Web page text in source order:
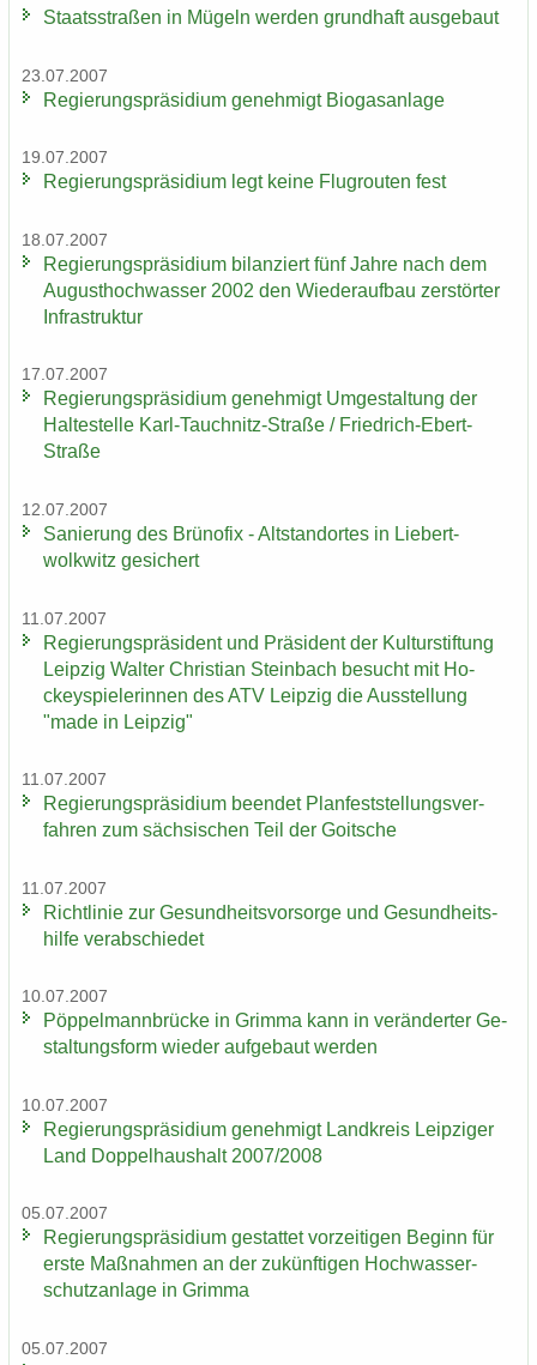
Staats­stra­ßen in Mü­geln wer­den grund­haft aus­ge­baut
23.07.2007
Re­gie­rungs­prä­si­di­um ge­neh­migt Bio­gas­an­la­ge
19.07.2007
Re­gie­rungs­prä­si­di­um legt keine Flug­rou­ten fest
18.07.2007
Re­gie­rungs­prä­si­di­um bi­lan­ziert fünf Jahre nach dem
Au­gust­hoch­was­ser 2002 den Wie­der­auf­bau zer­stör­ter
In­fra­struk­tur
17.07.2007
Re­gie­rungs­prä­si­di­um ge­neh­migt Um­ge­stal­tung der
Hal­te­stel­le Karl-​Tauchnitz-Straße / Friedrich-​Ebert-
Straße
12.07.2007
Sa­nie­rung des Brü­no­fix - Alt­stand­or­tes in Lie­bert­
wolkwitz ge­si­chert
11.07.2007
Re­gie­rungs­prä­si­dent und Prä­si­dent der Kul­tur­stif­tung
Leip­zig Wal­ter Chris­ti­an Stein­bach be­sucht mit Ho­
ckey­spie­le­rin­nen des ATV Leip­zig die Aus­stel­lung
"made in Leip­zig"
11.07.2007
Re­gie­rungs­prä­si­di­um be­en­det Plan­fest­stel­lungs­ver­
fah­ren zum säch­si­schen Teil der Goit­sche
11.07.2007
Richt­li­nie zur Ge­sund­heits­vor­sor­ge und Ge­sund­heits­
hil­fe ver­ab­schie­det
10.07.2007
Pöp­pel­mann­brü­cke in Grim­ma kann in ver­än­der­ter Ge­
stal­tungs­form wie­der auf­ge­baut wer­den
10.07.2007
Re­gie­rungs­prä­si­di­um ge­neh­migt Land­kreis Leip­zi­ger
Land Dop­pel­haus­halt 2007/2008
05.07.2007
Re­gie­rungs­prä­si­di­um ge­stat­tet vor­zei­ti­gen Be­ginn für
erste Maß­nah­men an der zu­künf­ti­gen Hoch­was­ser­
schutz­an­la­ge in Grim­ma
05.07.2007